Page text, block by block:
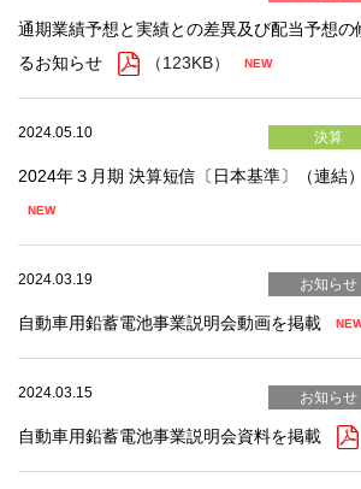
通期業績予想と実績との差異及び配当予想の
るお知らせ
（123KB）
2024.05.10 決算
2024年３月期 決算短信〔日本基準〕（連結）
2024.03.19 お知らせ
自動車用鉛蓄電池事業説明会動画を掲載
2024.03.15 お知らせ
自動車用鉛蓄電池事業説明会資料を掲載